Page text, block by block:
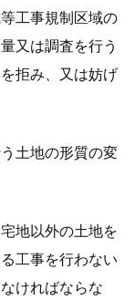
工事規制区域の
又は調査を行う
拒み、又は妨げ
土地の形質の変
地以外の土地を
工事を行わない
ければならな